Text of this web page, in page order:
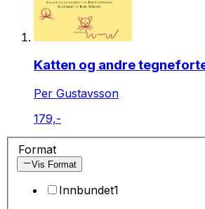
Katten og andre
Per Gustavsson
179,-
Format
Vis Format
Innbundet1